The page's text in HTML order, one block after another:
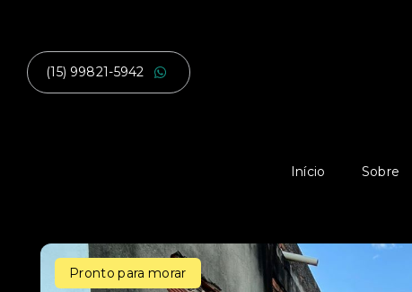
(15) 99821-5942
Início Sobre
Pronto para morar